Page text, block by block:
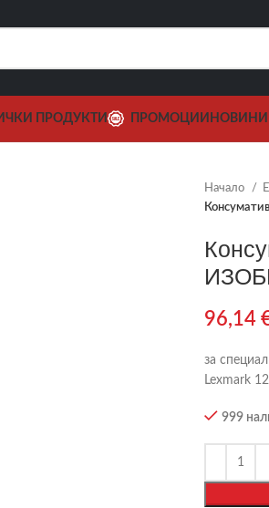
ПРОДУКТИ ПРОМОЦИИ НОВИНИ
Начало
96,14
за
Lexmark
999